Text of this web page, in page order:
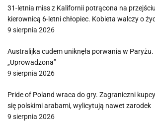
31-letnia miss z Kalifornii potrącona na
kierownicą 6-letni chłopiec. Kobieta walczy o
9 sierpnia 2026
Australijka cudem uniknęła porwania w Paryżu.
„Uprowadzona”
9 sierpnia 2026
Pride of Poland wraca do gry. Zagraniczni
się polskimi arabami, wylicytują nawet zarodek
9 sierpnia 2026